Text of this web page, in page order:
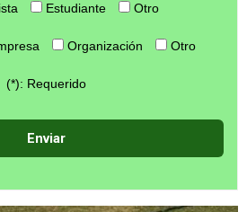
Estudiante Otro
Organización Otro
(*): Requerido